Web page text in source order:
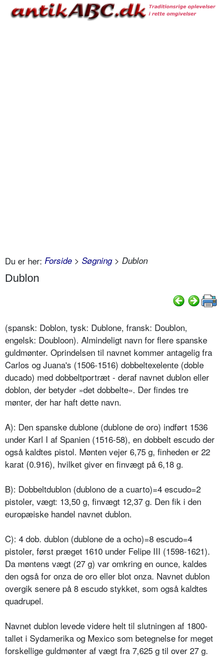
Du er her: Forside > Søgning> Dublon
Dublon
(spansk: Doblon, tysk: Dublone, fransk: Doublon,
engelsk: Doubloon). Almindeligt navn for flere spanske
guldmønter. Oprindelsen til navnet kommer antagelig fra
Carlos og Juana's (1506-1516) dobbeltexelente (doble
ducado) med dobbeltportræt - deraf navnet dublon eller
doblon, der betyder »det dobbelte«. Der findes tre
mønter, der har haft dette navn.
A): Den spanske dublone (dublone de oro) indført 1536
under Karl I af Spanien (1516-58), en dobbelt escudo der
også kaldtes pistol. Mønten vejer 6,75 g, finheden er 22
karat (0.916), hvilket giver en finvægt på 6,18 g.
B): Dobbeltdublon (dublono de a cuarto)=4 escudo=2
pistoler, vægt: 13,50 g, finvægt 12,37 g. Den fik i den
europæiske handel navnet dublon.
C): 4 dob. dublon (dublone de a ocho)=8 escudo=4
pistoler, først præget 1610 under Felipe III (1598-1621).
Da møntens vægt (27 g) var omkring en ounce, kaldes
den også for onza de oro eller blot onza. Navnet dublon
overgik senere på 8 escudo stykket, som også kaldtes
quadrupel.
Navnet dublon levede videre helt til slutningen af 1800-
tallet i Sydamerika og Mexico som betegnelse for meget
forskellige guldmønter af vægt fra 7,625 g til over 27 g.